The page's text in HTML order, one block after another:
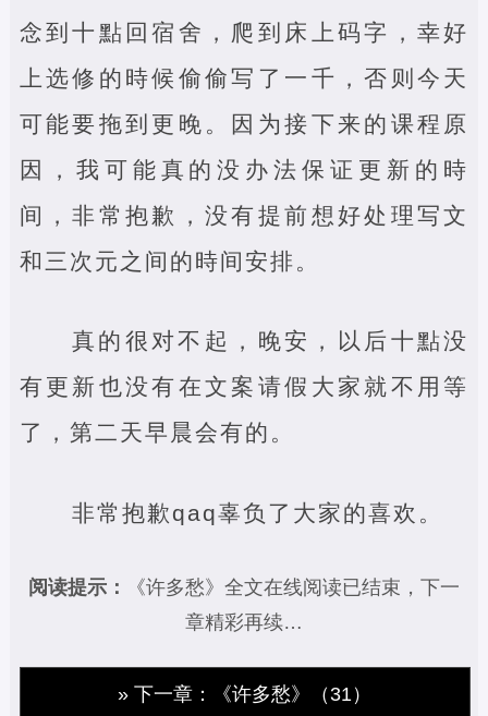
念到十點回宿舍，爬到床上码字，幸好
上选修的時候偷偷写了一千，否则今天
可能要拖到更晚。因为接下来的课程原
因，我可能真的没办法保证更新的時
间，非常抱歉，没有提前想好处理写文
和三次元之间的時间安排。
真的很对不起，晚安，以后十點没
有更新也没有在文案请假大家就不用等
了，第二天早晨会有的。
非常抱歉qaq辜负了大家的喜欢。
阅读提示：
《许多愁》全文在线阅读已结束，下一
章精彩再续…
» 下一章：《许多愁》（31）